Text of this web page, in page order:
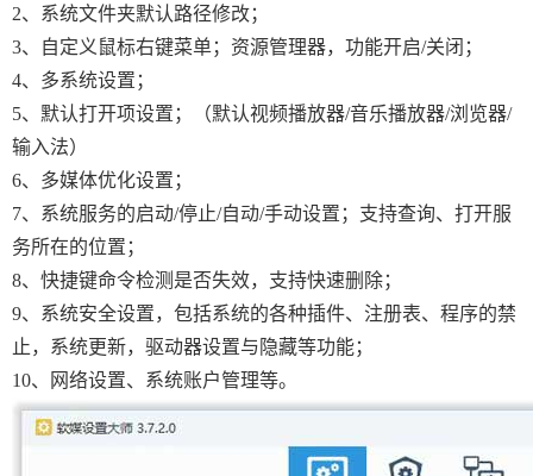
2、系统文件夹默认路径修改；
3、自定义鼠标右键菜单；资源管理器，功能开启/关闭；
4、多系统设置；
5、默认打开项设置；（默认视频播放器/音乐播放器/浏览器/
输入法）
6、多媒体优化设置；
7、系统服务的启动/停止/自动/手动设置；支持查询、打开服
务所在的位置；
8、快捷键命令检测是否失效，支持快速删除；
9、系统安全设置，包括系统的各种插件、注册表、程序的禁
止，系统更新，驱动器设置与隐藏等功能；
10、网络设置、系统账户管理等。